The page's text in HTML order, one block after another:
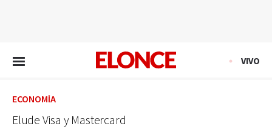
VIVO
ECONOMÍA
Elude Visa y Mastercard